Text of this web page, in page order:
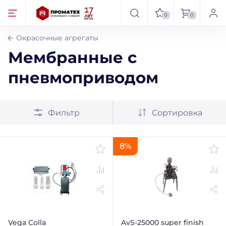
0 0
Окрасочные агрегаты
Мембранные с
пневмоприводом
Фильтр Сортировка
Vega Colla
8%
AvS-25000 super finish